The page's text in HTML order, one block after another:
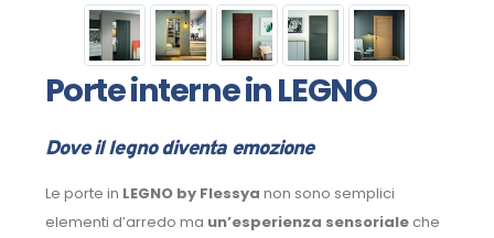
Porte interne in LEGNO
Dove il legno diventa emozione
Le porte in LEGNO by Flessya non sono semplici
elementi d’arredo ma un’esperienza sensorialeche